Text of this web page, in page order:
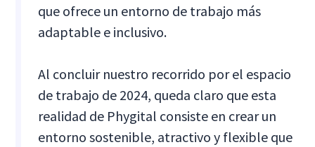
que ofrece un entorno de trabajo más
adaptable e inclusivo.
Al concluir nuestro recorrido por el espacio
de trabajo de 2024, queda claro que esta
realidad de Phygital consiste en crear un
entorno sostenible, atractivo y flexible que